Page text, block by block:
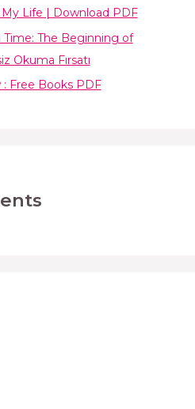
Life | Download PDF
The Beginning of
Okuma Fırsatı
Free Books PDF